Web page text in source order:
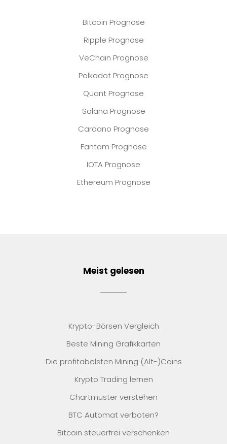
Bitcoin Prognose
Ripple Prognose
VeChain Prognose
Polkadot Prognose
Quant Prognose
Solana Prognose
Cardano Prognose
Fantom Prognose
IOTA Prognose
Ethereum Prognose
Meist gelesen
Krypto-Börsen Vergleich
Beste Mining Grafikkarten
Die profitabelsten Mining (Alt-)Coins
Krypto Trading lernen
Chartmuster verstehen
BTC Automat verboten?
Bitcoin steuerfrei verschenken